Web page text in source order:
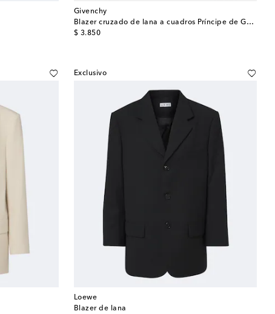
Givenchy
Blazer cruzado de lana a cuadros Príncipe de Gales
$ 3.850
original price
Exclusivo
Loewe
Blazer de lana